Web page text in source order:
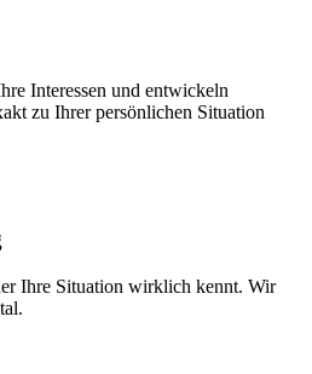
Interessen und entwickeln
zu Ihrer persönlichen Situation
Ihre Situation wirklich kennt. Wir